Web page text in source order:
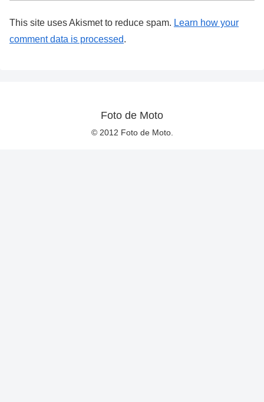
This site uses Akismet to reduce spam. Learn how your
comment data is processed.
Foto de Moto
© 2012 Foto de Moto.